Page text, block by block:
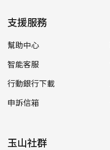
支援服務
幫助中心
智能客服
行動銀行下載
申訴信箱
玉山社群